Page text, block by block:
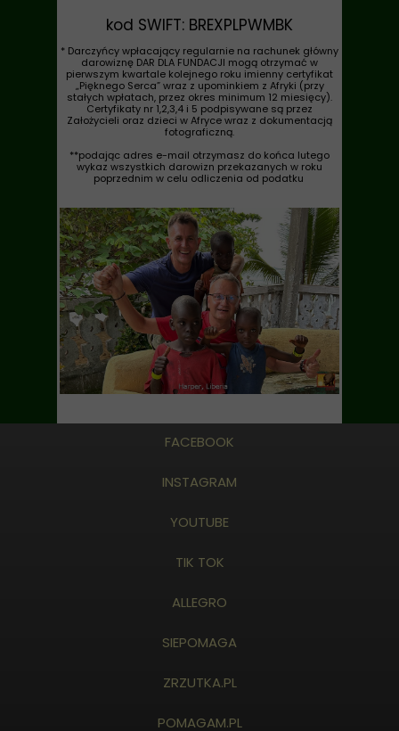
kod SWIFT: BREXPLPWMBK
* Darczyńcy wpłacający regularnie na rachunek główny
darowiznę DAR DLA FUNDACJI mogą otrzymać w
pierwszym kwartale kolejnego roku imienny certyfikat
„Pięknego Serca” wraz z upominkiem z Afryki (przy
stałych wpłatach, przez okres minimum 12 miesięcy).
Certyfikaty nr 1,2,3,4 i 5 podpisywane są przez
Założycieli oraz dzieci w Afryce wraz z dokumentacją
fotograficzną.
**podając adres e-mail otrzymasz do końca lutego
wykaz wszystkich darowizn przekazanych w roku
poprzednim w celu odliczenia od podatku
FACEBOOK
INSTAGRAM
YOUTUBE
TIK TOK
ALLEGRO
SIEPOMAGA
ZRZUTKA.PL
POMAGAM.PL